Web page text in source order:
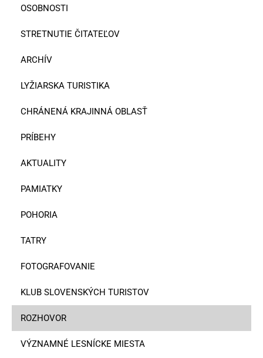
OSOBNOSTI
STRETNUTIE ČITATEĽOV
ARCHÍV
LYŽIARSKA TURISTIKA
CHRÁNENÁ KRAJINNÁ OBLASŤ
PRÍBEHY
AKTUALITY
PAMIATKY
POHORIA
TATRY
FOTOGRAFOVANIE
KLUB SLOVENSKÝCH TURISTOV
ROZHOVOR
VÝZNAMNÉ LESNÍCKE MIESTA